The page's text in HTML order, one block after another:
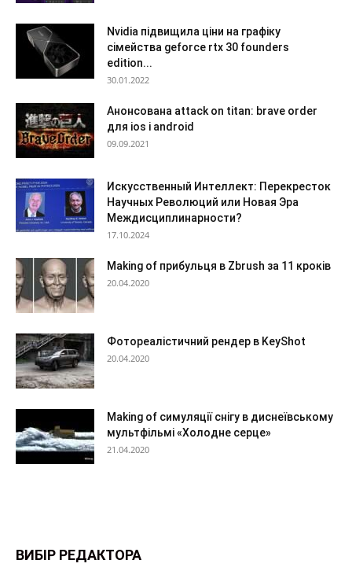
Nvidia підвищила ціни на графіку
сімейства geforce rtx 30 founders
edition...
30.01.2022
Анонсована attack on titan: brave order
для ios і android
09.09.2021
Искусственный Интеллект: Перекресток
Научных Революций или Новая Эра
Междисциплинарности?
17.10.2024
Making of прибульця в Zbrush за 11 кроків
20.04.2020
Фотореалістичний рендер в KeyShot
20.04.2020
Making of симуляції снігу в диснеївському
мультфільмі «Холодне серце»
21.04.2020
ВИБІР РЕДАКТОРА